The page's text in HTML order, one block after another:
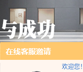
欢迎您！